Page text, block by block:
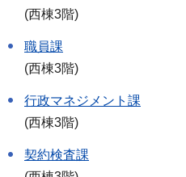
(西棟3階)
職員課
(西棟3階)
行政マネジメント課
(西棟3階)
契約検査課